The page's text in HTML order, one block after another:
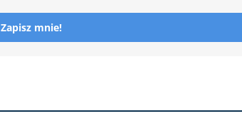
Zapisz mnie!